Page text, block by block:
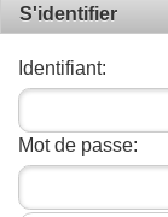
S'identifier
Identifiant:
Mot de passe: